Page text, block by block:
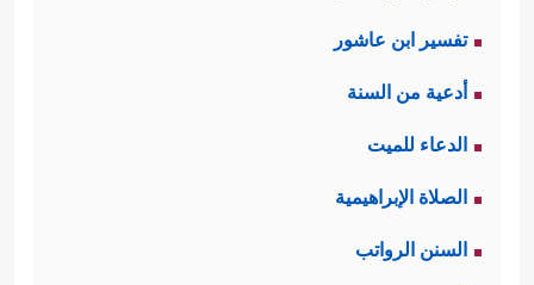
تفسير ابن عاشور
أدعية من السنة
الدعاء للميت
الصلاة الإبراهيمية
السنن الرواتب